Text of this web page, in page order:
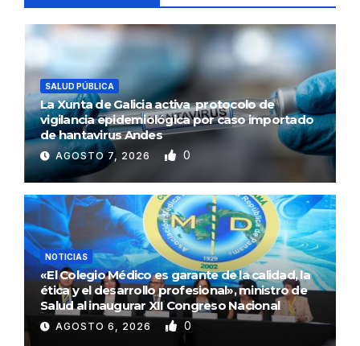
SALUD PÚBLICA
La Xunta de Galicia activa protocolo de
vigilancia epidemiológica por caso importado
de hantavirus Andes
AGOSTO 7, 2026 0
NOTICIAS
«El Colegio Médico es garante de la calidad, la
ética y el desarrollo profesional», ministro de
Salud al inaugurar XII Congreso Nacional
AGOSTO 6, 2026 0